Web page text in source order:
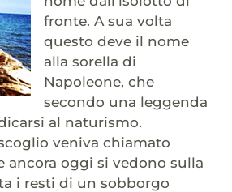
fronte. A sua volta
questo deve il nome
alla sorella di
Napoleone, che
secondo una leggenda
al naturismo.
veniva chiamato
ancora oggi si vedono sulla
i resti di un sobborgo